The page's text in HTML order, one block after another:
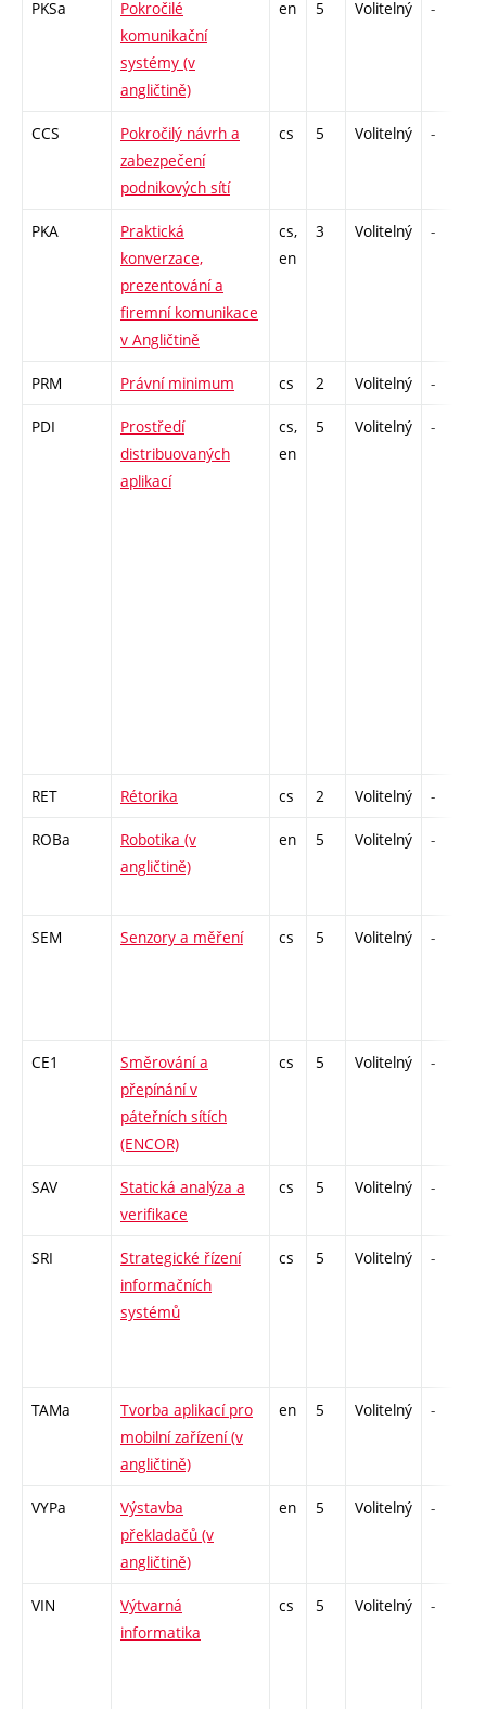
PKSa
Pokročilé
komunikační
systémy (v
angličtině)
en 5 Volitelný -
CCS
Pokročilý návrh a
zabezpečení
podnikových sítí
cs 5 Volitelný -
PKA
Praktická
konverzace,
prezentování a
firemní komunikace
v Angličtině
cs,
en
3 Volitelný -
PRM Právní minimum cs 2 Volitelný -
PDI
Prostředí
distribuovaných
aplikací
cs,
en
5 Volitelný -
RET Rétorika cs 2 Volitelný -
ROBa
Robotika (v
angličtině)
en 5 Volitelný -
SEM Senzory a měření cs 5 Volitelný -
CE1
Směrování a
přepínání v
páteřních sítích
(ENCOR)
cs 5 Volitelný -
SAV
Statická analýza a
verifikace
cs 5 Volitelný -
SRI
Strategické řízení
informačních
systémů
cs 5 Volitelný -
TAMa
Tvorba aplikací pro
mobilní zařízení (v
angličtině)
en 5 Volitelný -
VYPa
Výstavba
překladačů (v
angličtině)
en 5 Volitelný -
VIN
Výtvarná
informatika
cs 5 Volitelný -